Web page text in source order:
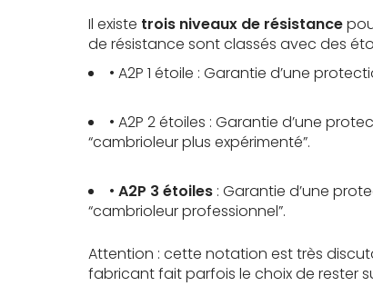
Il existe trois niveaux de résistance
de résistance sont classés avec des
• A2P 1 étoile : Garantie d’une
• A2P 2 étoiles : Garantie d’une
“cambrioleur plus expérimenté”.
• A2P 3 étoiles : Garantie d’une
“cambrioleur professionnel”.
Attention : cette notation est très
fabricant fait parfois le choix de rester